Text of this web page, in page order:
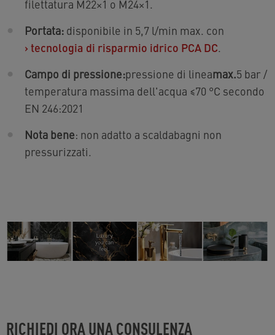
filettatura M22×1 o M24×1.
Portata: disponibile in 5,7 l/min max. con
› tecnologia di risparmio idrico PCA DC.
Campo di pressione:pressione di lineamax.5 bar /
temperatura massima dell'acqua ≤70 °C secondo
EN 246:2021
Nota bene: non adatto a scaldabagni non
pressurizzati.
RICHIEDI ORA UNA CONSULENZA